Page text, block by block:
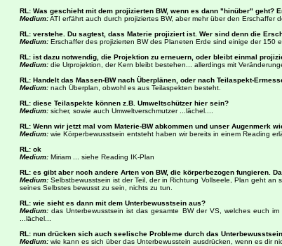
RL: Was geschieht mit dem projizierten BW, wenn es dann "hinüber" geht?
Medium:ATI erfährt auch durch projiziertes BW, aber mehr über den
RL: verstehe. Du sagtest, dass Materie projiziert ist. Wer sind denn die
Medium: Erschaffer des projizierten BW des Planeten Erde sind einige der
RL: ist dazu notwendig, die Projektion zu erneuern, oder bleibt einmal
Medium: die Urprojektion, der Kern bleibt bestehen... allerdings mit
RL: Handelt das Massen-BW nach Überplänen, oder nach Teilaspekt-
Medium: nach Überplan, obwohl es aus Teilaspekten besteht.
RL: diese Teilaspekte können z.B. Umweltschützer hier sein?
Medium: sicher, sowie auch Umweltverschmutzer ...lächel....
RL: Wenn wir jetzt mal vom Materie-BW abkommen und unser Augenmerk
Medium: wie Körperbewusstsein entsteht haben wir bereits in einem Reading
RL: ok
Medium: Miriam ... siehe Reading IK-Plan
RL: es gibt aber noch andere Arten von BW, die körperbezogen fungieren.
Medium: Selbstbewusstsein ist der Teil, der in Richtung Vollseele, Plan geht
seines Selbstes bewusst zu sein, nichts zu tun.
RL: wie sieht es dann mit dem Unterbewusstsein aus?
Medium: das Unterbewusstsein ist das gesamte BW der VS, welches euch
...lächel...
RL: nun drücken sich auch seelische Probleme durch das
Medium: wie kann es sich über das Unterbewusstein ausdrücken, wenn es dir